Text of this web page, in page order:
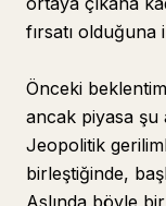
fırsatı olduğuna
Önceki
ancak piyasa şu
Jeopolitik
birleştiğinde,
Aslında böyle